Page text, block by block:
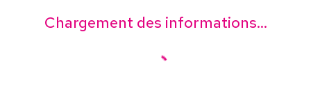
Chargement des informations...